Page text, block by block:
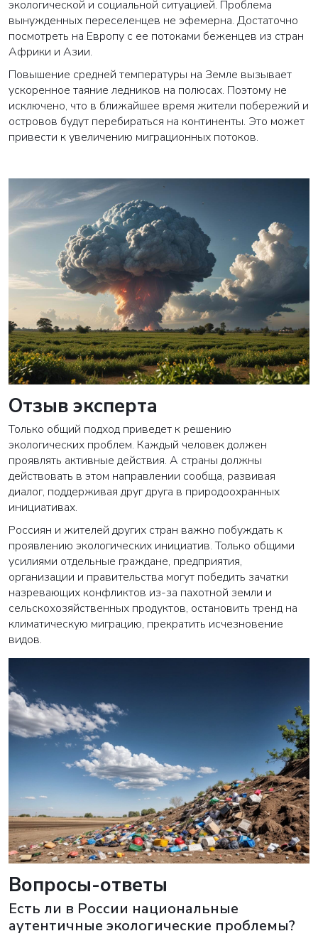
экологической и социальной ситуацией. Проблема
вынужденных переселенцев не эфемерна. Достаточно
посмотреть на Европу с ее потоками беженцев из стран
Африки и Азии.
Повышение средней температуры на Земле вызывает
ускоренное таяние ледников на полюсах. Поэтому не
исключено, что в ближайшее время жители побережий и
островов будут перебираться на континенты. Это может
привести к увеличению миграционных потоков.
Отзыв эксперта
Только общий подход приведет к решению
экологических проблем. Каждый человек должен
проявлять активные действия. А страны должны
действовать в этом направлении сообща, развивая
диалог, поддерживая друг друга в природоохранных
инициативах.
Россиян и жителей других стран важно побуждать к
проявлению экологических инициатив. Только общими
усилиями отдельные граждане, предприятия,
организации и правительства могут победить зачатки
назревающих конфликтов из-за пахотной земли и
сельскохозяйственных продуктов, остановить тренд на
климатическую миграцию, прекратить исчезновение
видов.
Вопросы-ответы
Есть ли в России национальные
аутентичные экологические проблемы?